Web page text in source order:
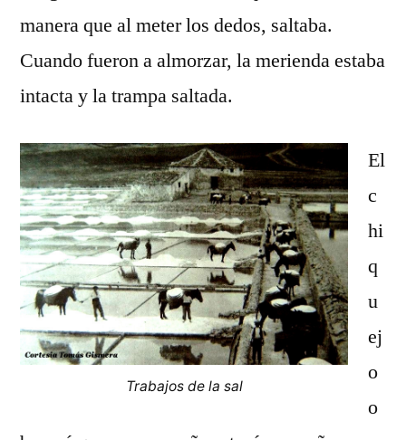
manera que al meter los dedos, saltaba.
Cuando fueron a almorzar, la merienda estaba
intacta y la trampa saltada.
Trabajos de la sal
El
c
hi
q
u
ej
o
o